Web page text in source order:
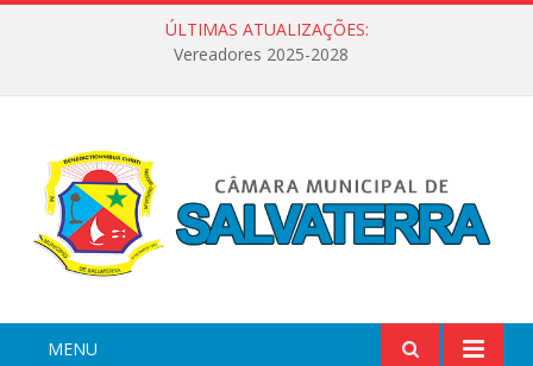
ÚLTIMAS ATUALIZAÇÕES:
Vereadores 2025-2028
MENU